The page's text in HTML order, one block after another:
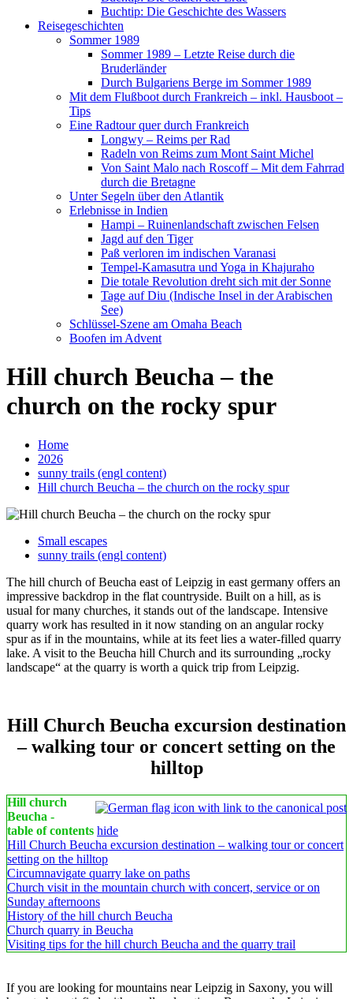
Buchtip: Die Geschichte des Wassers
Reisegeschichten
Sommer 1989
Sommer 1989 – Letzte Reise durch die
Bruderländer
Durch Bulgariens Berge im Sommer 1989
Mit dem Flußboot durch Frankreich – inkl. Hausboot –
Tips
Eine Radtour quer durch Frankreich
Longwy – Reims per Rad
Radeln von Reims zum Mont Saint Michel
Von Saint Malo nach Roscoff – Mit dem Fahrrad
durch die Bretagne
Unter Segeln über den Atlantik
Erlebnisse in Indien
Hampi – Ruinenlandschaft zwischen Felsen
Jagd auf den Tiger
Paß verloren im indischen Varanasi
Tempel-Kamasutra und Yoga in Khajuraho
Die totale Revolution dreht sich mit der Sonne
Tage auf Diu (Indische Insel in der Arabischen
See)
Schlüssel-Szene am Omaha Beach
Boofen im Advent
Hill church Beucha – the
church on the rocky spur
Home
2026
sunny trails (engl content)
Hill church Beucha – the church on the rocky spur
Small escapes
sunny trails (engl content)
The hill church of Beucha east of Leipzig in east germany offers an
impressive backdrop in the flat countryside. Built on a hill, as is
usual for many churches, it stands out of the landscape. Intensive
quarry work has resulted in it now standing on an angular rocky
spur as if in the mountains, while at its feet lies a water-filled quarry
lake. A visit to the Beucha hill Church and its surrounding „rocky
landscape“ at the quarry is worth a quick trip from Leipzig.
Hill Church Beucha excursion destination
– walking tour or concert setting on the
hilltop
Hill church
Beucha -
table of contents hide
Hill Church Beucha excursion destination – walking tour or concert
setting on the hilltop
Circumnavigate quarry lake on paths
Church visit in the mountain church with concert, service or on
Sunday afternoons
History of the hill church Beucha
Church quarry in Beucha
Visiting tips for the hill church Beucha and the quarry trail
If you are looking for mountains near Leipzig in Saxony, you will